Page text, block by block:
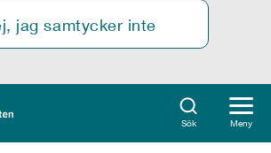
jag samtycker inte
Sök Meny